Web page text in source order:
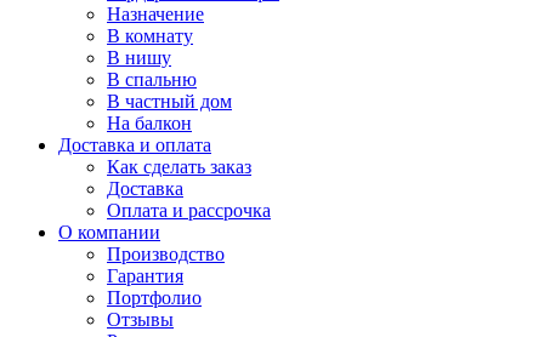
Назначение
В комнату
В нишу
В спальню
В частный дом
На балкон
Доставка и оплата
Как сделать заказ
Доставка
Оплата и рассрочка
О компании
Производство
Гарантия
Портфолио
Отзывы